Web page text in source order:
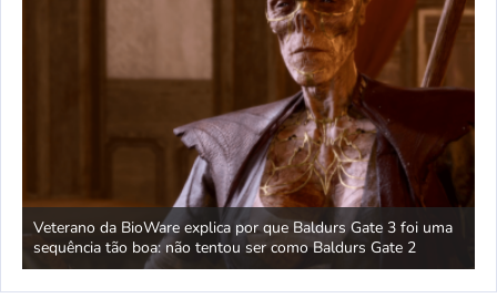
Veterano da BioWare explica por que Baldurs Gate 3 foi uma
sequência tão boa: não tentou ser como Baldurs Gate 2